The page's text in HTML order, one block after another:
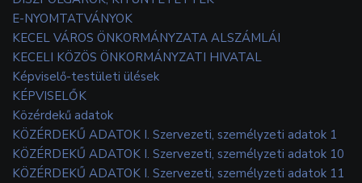
E-NYOMTATVÁNYOK
KECEL VÁROS ÖNKORMÁNYZATA ALSZÁMLÁI
KECELI KÖZÖS ÖNKORMÁNYZATI HIVATAL
Képviselő-testületi ülések
KÉPVISELŐK
Közérdekű adatok
KÖZÉRDEKŰ ADATOK I. Szervezeti, személyzeti adatok 1
KÖZÉRDEKŰ ADATOK I. Szervezeti, személyzeti adatok 10
KÖZÉRDEKŰ ADATOK I. Szervezeti, személyzeti adatok 11